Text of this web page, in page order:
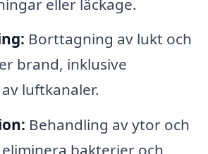
eller läckage.
Borttagning av lukt och
brand, inklusive
luftkanaler.
Behandling av ytor och
bakterier och